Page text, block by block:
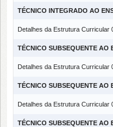
TÉCNICO INTEGRADO AO
Detalhes da Estrutura Curricular
TÉCNICO SUBSEQUENTE AO
Detalhes da Estrutura Curricular
TÉCNICO SUBSEQUENTE AO
Detalhes da Estrutura Curricular
TÉCNICO SUBSEQUENTE AO